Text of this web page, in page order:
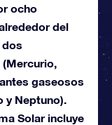
ocho
del
dos
gaseosos
y Neptuno).
Solar incluye